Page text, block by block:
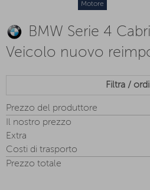
Motore
BMW Serie 4
Veicolo nuovo
Filtra /
Prezzo del produttore
Il nostro prezzo
Extra
Costi di trasporto
Prezzo totale